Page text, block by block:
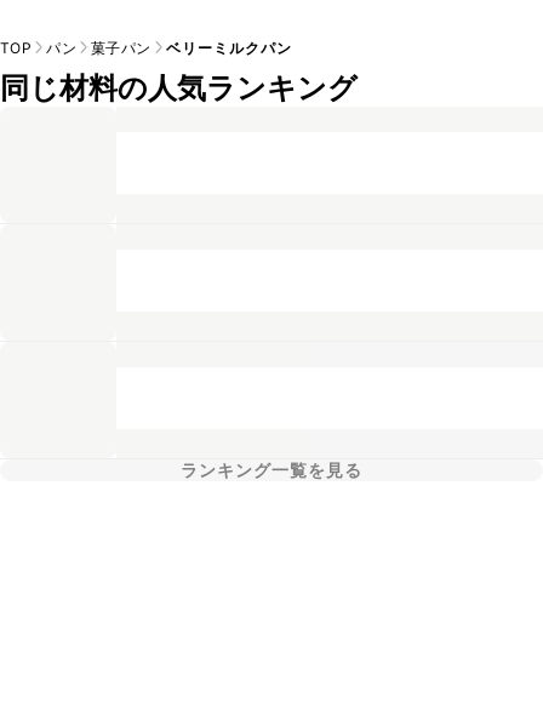
TOP パン 菓子パン ベリーミルクパン
同じ材料の人気ランキング
ランキング一覧を見る